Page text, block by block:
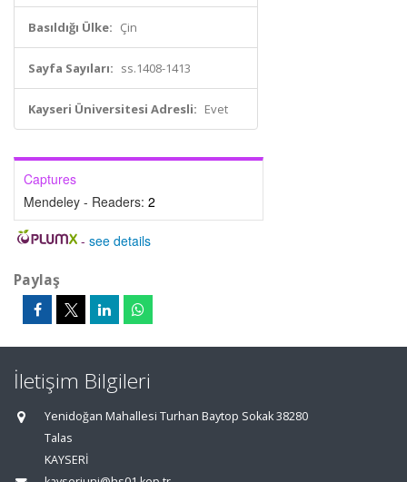
Basıldığı Ülke: Çin
Sayfa Sayıları: ss.1408-1413
Kayseri Üniversitesi Adresli: Evet
Captures
Mendeley - Readers: 2
- see details
Paylaş
İletişim Bilgileri
Yenidoğan Mahallesi Turhan Baytop Sokak 38280
Talas
KAYSERİ